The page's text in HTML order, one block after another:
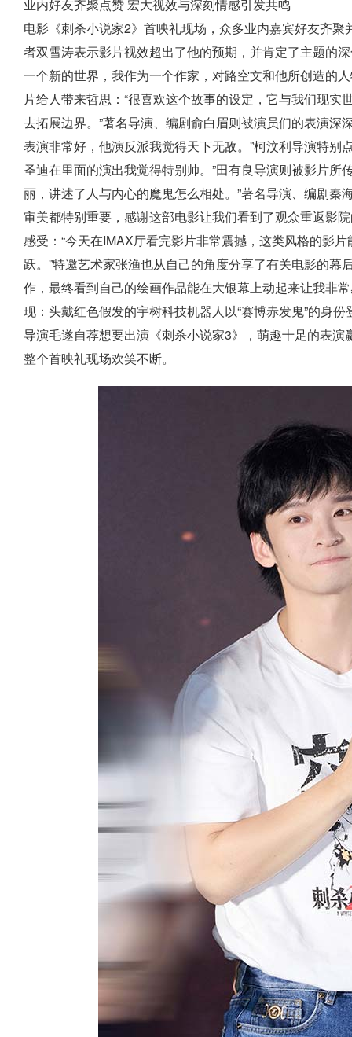
业内好友齐聚点赞 宏大视效与深刻情感引发共鸣
电影《刺杀小说家2》首映礼现场，众多业内嘉宾好友齐
者双雪涛表示影片视效超出了他的预期，并肯定了主题的
一个新的世界，我作为一个作家，对路空文和他所创造的
片给人带来哲思：“很喜欢这个故事的设定，它与我们现
去拓展边界。”著名导演、编剧俞白眉则被演员们的表演深
表演非常好，他演反派我觉得天下无敌。”柯汶利导演特别
圣迪在里面的演出我觉得特别帅。”田有良导演则被影片所
丽，讲述了人与内心的魔鬼怎么相处。”著名导演、编剧秦
审美都特别重要，感谢这部电影让我们看到了观众重返影
感受：“今天在IMAX厅看完影片非常震撼，这类风格的影
跃。”特邀艺术家张渔也从自己的角度分享了有关电影的幕
作，最终看到自己的绘画作品能在大银幕上动起来让我非
现：头戴红色假发的宇树科技机器人以“赛博赤发鬼”的身
导演毛遂自荐想要出演《刺杀小说家3》，萌趣十足的表
整个首映礼现场欢笑不断。